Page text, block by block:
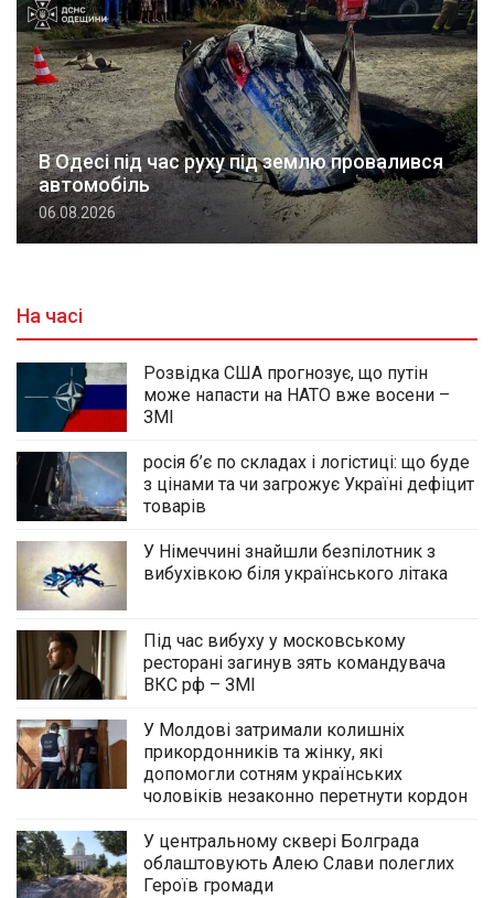
В Одесі під час руху під землю провалився
автомобіль
06.08.2026
На часі
Розвідка США прогнозує, що путін
може напасти на НАТО вже восени –
ЗМІ
росія б’є по складах і логістиці: що буде
з цінами та чи загрожує Україні дефіцит
товарів
У Німеччині знайшли безпілотник з
вибухівкою біля українського літака
Під час вибуху у московському
ресторані загинув зять командувача
ВКС рф – ЗМІ
У Молдові затримали колишніх
прикордонників та жінку, які
допомогли сотням українських
чоловіків незаконно перетнути кордон
У центральному сквері Болграда
облаштовують Алею Слави полеглих
Героїв громади